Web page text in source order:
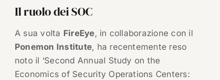
Il ruolo dei SOC
A sua volta FireEye, in collaborazione con il
Ponemon Institute, ha recentemente reso
noto il ‘Second Annual Study on the
Economics of Security Operations Centers: